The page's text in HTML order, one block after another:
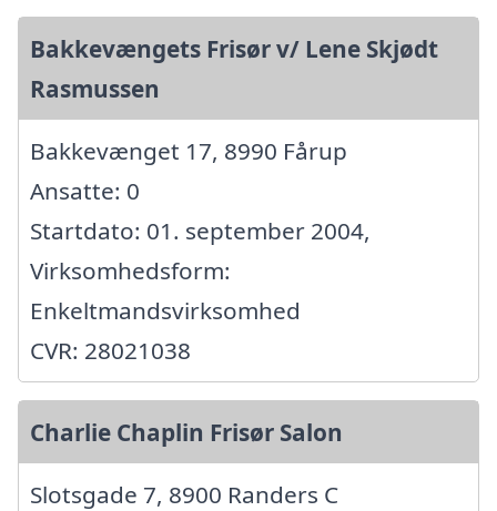
Bakkevængets Frisør v/ Lene Skjødt
Rasmussen
Bakkevænget 17, 8990 Fårup
Ansatte: 0
Startdato: 01. september 2004,
Virksomhedsform:
Enkeltmandsvirksomhed
CVR: 28021038
Charlie Chaplin Frisør Salon
Slotsgade 7, 8900 Randers C